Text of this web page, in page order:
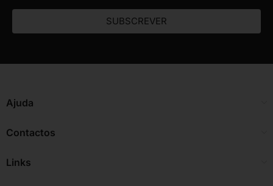
SUBSCREVER
Ajuda
Contactos
Links